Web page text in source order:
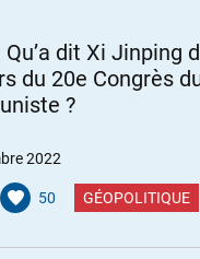
Qu’a dit Xi Jinping
du 20e Congrès
?
2022
50 GÉOPOLITIQUE